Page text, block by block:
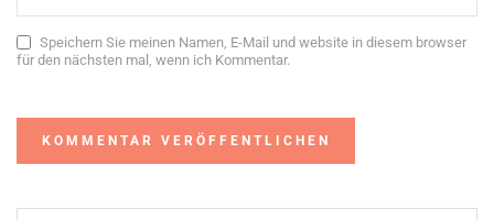
Speichern Sie meinen Namen, E-Mail und website in diesem browser
für den nächsten mal, wenn ich Kommentar.